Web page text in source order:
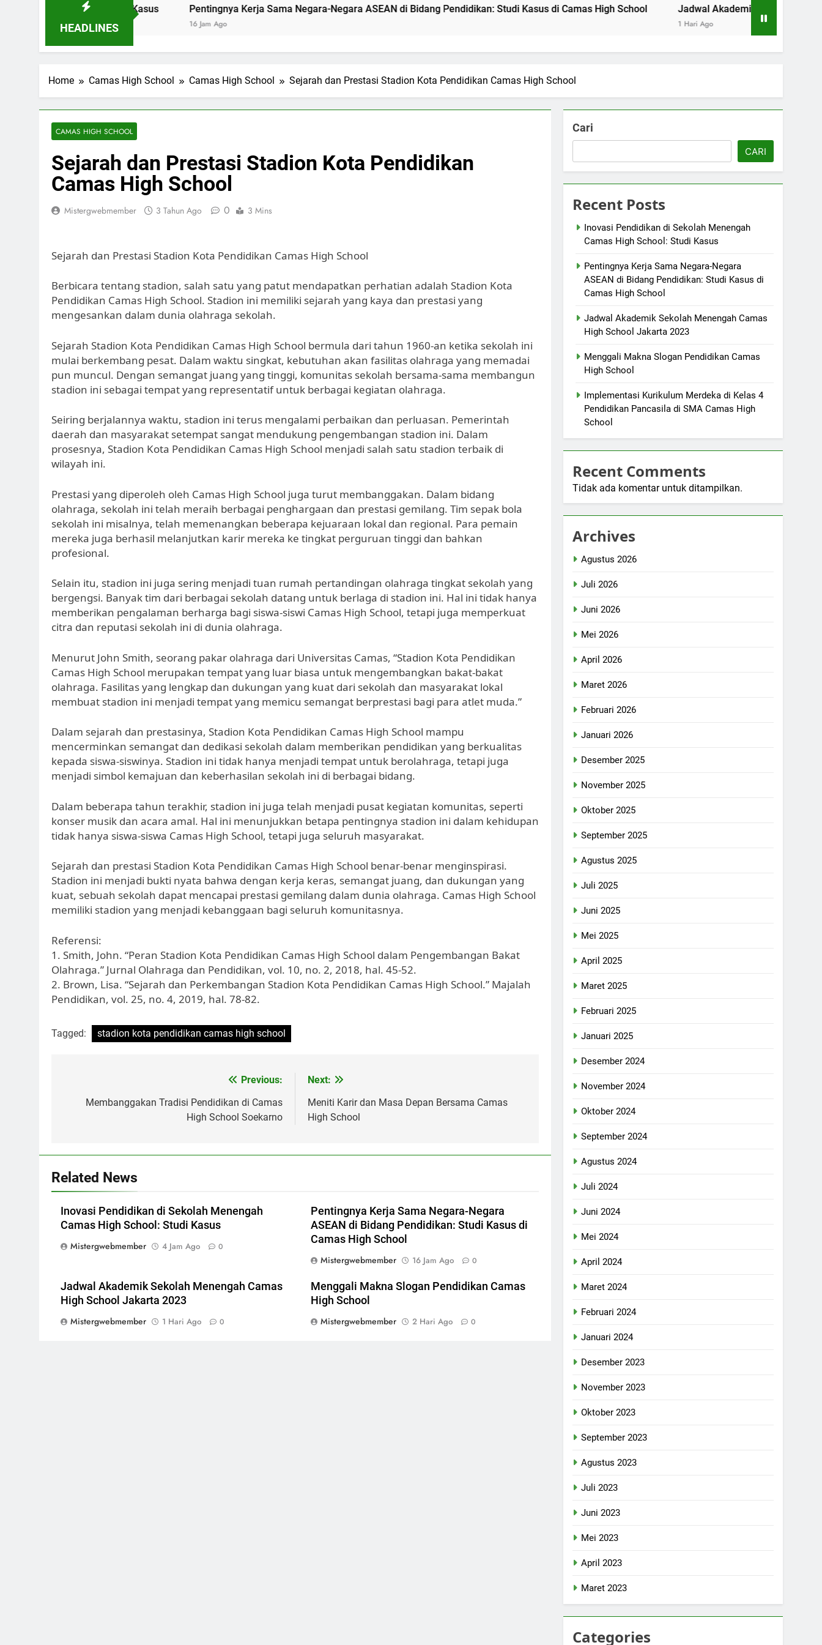
HEADLINES
School: Studi Kasus Pentingnya Kerja Sama Negara-Negara ASEAN di Bidang Pendidikan: Studi Kasus di Camas High School Jadwal Akademik Sekolah Menengah
Home Camas High School Camas High School Sejarah dan Prestasi Stadion Kota Pendidikan Camas High School
CAMAS HIGH SCHOOL
Sejarah dan Prestasi Stadion Kota Pendidikan
Camas High School
Mistergwebmember 3 Tahun Ago 0 3 Mins
Sejarah dan Prestasi Stadion Kota Pendidikan Camas High School
Berbicara tentang stadion, salah satu yang patut mendapatkan perhatian adalah Stadion Kota
Pendidikan Camas High School. Stadion ini memiliki sejarah yang kaya dan prestasi yang
mengesankan dalam dunia olahraga sekolah.
Sejarah Stadion Kota Pendidikan Camas High School bermula dari tahun 1960-an ketika sekolah ini
mulai berkembang pesat. Dalam waktu singkat, kebutuhan akan fasilitas olahraga yang memadai
pun muncul. Dengan semangat juang yang tinggi, komunitas sekolah bersama-sama membangun
stadion ini sebagai tempat yang representatif untuk berbagai kegiatan olahraga.
Seiring berjalannya waktu, stadion ini terus mengalami perbaikan dan perluasan. Pemerintah
daerah dan masyarakat setempat sangat mendukung pengembangan stadion ini. Dalam
prosesnya, Stadion Kota Pendidikan Camas High School menjadi salah satu stadion terbaik di
wilayah ini.
Prestasi yang diperoleh oleh Camas High School juga turut membanggakan. Dalam bidang
olahraga, sekolah ini telah meraih berbagai penghargaan dan prestasi gemilang. Tim sepak bola
sekolah ini misalnya, telah memenangkan beberapa kejuaraan lokal dan regional. Para pemain
mereka juga berhasil melanjutkan karir mereka ke tingkat perguruan tinggi dan bahkan
profesional.
Selain itu, stadion ini juga sering menjadi tuan rumah pertandingan olahraga tingkat sekolah yang
bergengsi. Banyak tim dari berbagai sekolah datang untuk berlaga di stadion ini. Hal ini tidak hanya
memberikan pengalaman berharga bagi siswa-siswi Camas High School, tetapi juga memperkuat
citra dan reputasi sekolah ini di dunia olahraga.
Menurut John Smith, seorang pakar olahraga dari Universitas Camas, “Stadion Kota Pendidikan
Camas High School merupakan tempat yang luar biasa untuk mengembangkan bakat-bakat
olahraga. Fasilitas yang lengkap dan dukungan yang kuat dari sekolah dan masyarakat lokal
membuat stadion ini menjadi tempat yang memicu semangat berprestasi bagi para atlet muda.”
Dalam sejarah dan prestasinya, Stadion Kota Pendidikan Camas High School mampu
mencerminkan semangat dan dedikasi sekolah dalam memberikan pendidikan yang berkualitas
kepada siswa-siswinya. Stadion ini tidak hanya menjadi tempat untuk berolahraga, tetapi juga
menjadi simbol kemajuan dan keberhasilan sekolah ini di berbagai bidang.
Dalam beberapa tahun terakhir, stadion ini juga telah menjadi pusat kegiatan komunitas, seperti
konser musik dan acara amal. Hal ini menunjukkan betapa pentingnya stadion ini dalam kehidupan
tidak hanya siswa-siswa Camas High School, tetapi juga seluruh masyarakat.
Sejarah dan prestasi Stadion Kota Pendidikan Camas High School benar-benar menginspirasi.
Stadion ini menjadi bukti nyata bahwa dengan kerja keras, semangat juang, dan dukungan yang
kuat, sebuah sekolah dapat mencapai prestasi gemilang dalam dunia olahraga. Camas High School
memiliki stadion yang menjadi kebanggaan bagi seluruh komunitasnya.
Referensi:
1. Smith, John. “Peran Stadion Kota Pendidikan Camas High School dalam Pengembangan Bakat
Olahraga.” Jurnal Olahraga dan Pendidikan, vol. 10, no. 2, 2018, hal. 45-52.
2. Brown, Lisa. “Sejarah dan Perkembangan Stadion Kota Pendidikan Camas High School.” Majalah
Pendidikan, vol. 25, no. 4, 2019, hal. 78-82.
Tagged: stadion kota pendidikan camas high school
pos
Previous:
Membanggakan Tradisi Pendidikan di Camas
High School Soekarno
Next:
Meniti Karir dan Masa Depan Bersama Camas
High School
Related News
Inovasi Pendidikan di Sekolah Menengah
Camas High School: Studi Kasus
Mistergwebmember
4 Jam Ago 0
Pentingnya Kerja Sama Negara-Negara
ASEAN di Bidang Pendidikan: Studi Kasus di
Camas High School
Mistergwebmember
16 Jam Ago 0
Jadwal Akademik Sekolah Menengah Camas
High School Jakarta 2023
Mistergwebmember
1 Hari Ago 0
Menggali Makna Slogan Pendidikan Camas
High School
Mistergwebmember
2 Hari Ago 0
Cari
CARI
Recent Posts
Inovasi Pendidikan di Sekolah Menengah
Camas High School: Studi Kasus
Pentingnya Kerja Sama Negara-Negara
ASEAN di Bidang Pendidikan: Studi Kasus di
Camas High School
Jadwal Akademik Sekolah Menengah Camas
High School Jakarta 2023
Menggali Makna Slogan Pendidikan Camas
High School
Implementasi Kurikulum Merdeka di Kelas 4
Pendidikan Pancasila di SMA Camas High
School
Recent Comments
Tidak ada komentar untuk ditampilkan.
Archives
Agustus 2026
Juli 2026
Juni 2026
Mei 2026
April 2026
Maret 2026
Februari 2026
Januari 2026
Desember 2025
November 2025
Oktober 2025
September 2025
Agustus 2025
Juli 2025
Juni 2025
Mei 2025
April 2025
Maret 2025
Februari 2025
Januari 2025
Desember 2024
November 2024
Oktober 2024
September 2024
Agustus 2024
Juli 2024
Juni 2024
Mei 2024
April 2024
Maret 2024
Februari 2024
Januari 2024
Desember 2023
November 2023
Oktober 2023
September 2023
Agustus 2023
Juli 2023
Juni 2023
Mei 2023
April 2023
Maret 2023
Categories